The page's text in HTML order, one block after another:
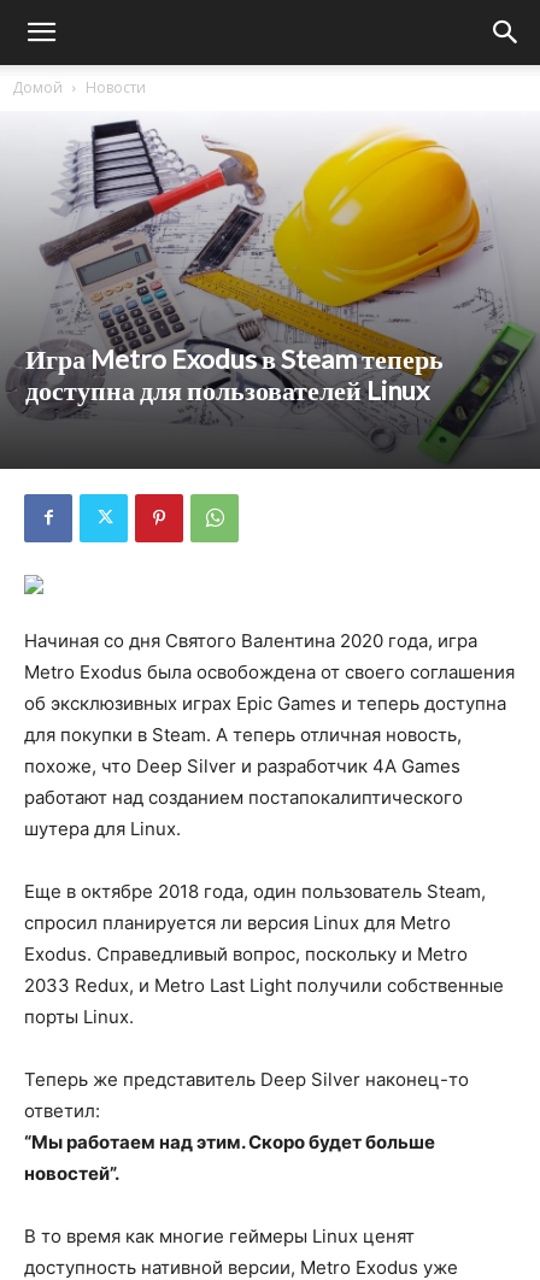
Домой Новости
Игра Metro Exodus в Steam теперь
доступна для пользователей Linux
Начиная со дня Святого Валентина 2020 года, игра
Metro Exodus была освобождена от своего соглашения
об эксклюзивных играх Epic Games и теперь доступна
для покупки в Steam. А теперь отличная новость,
похоже, что Deep Silver и разработчик 4A Games
работают над созданием постапокалиптического
шутера для Linux.
Еще в октябре 2018 года, один пользователь Steam,
спросил планируется ли версия Linux для Metro
Exodus. Справедливый вопрос, поскольку и Metro
2033 Redux, и Metro Last Light получили собственные
порты Linux.
Теперь же представитель Deep Silver наконец-то
ответил:
“Мы работаем над этим. Скоро будет больше
новостей”.
В то время как многие геймеры Linux ценят
доступность нативной версии, Metro Exodus уже